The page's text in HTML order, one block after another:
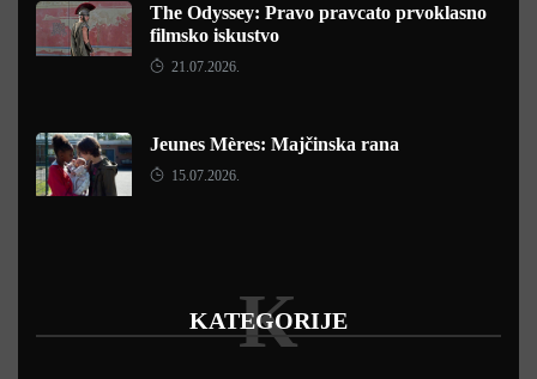
The Odyssey: Pravo pravcato prvoklasno
filmsko iskustvo
21.07.2026.
Jeunes Mères: Majčinska rana
15.07.2026.
KATEGORIJE
K